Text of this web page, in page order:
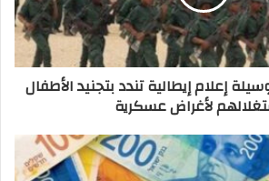
إعلام إيطالية تندد بتجنيد الأطفال
لأغراض عسكرية